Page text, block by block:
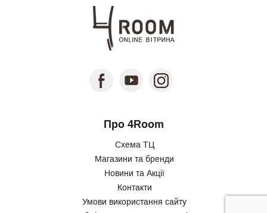
Про 4Room
Схема ТЦ
Магазини та бренди
Новини та Акції
Контакти
Умови використання сайту